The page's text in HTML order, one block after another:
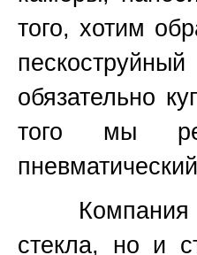
того, хотим
обязательно
того мы
Компания
стекла, но и